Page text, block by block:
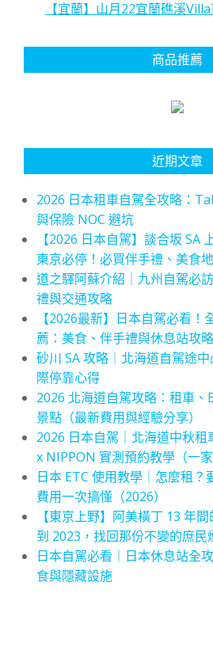
【宜蘭】山月22宜蘭礁溪
商品推薦
近期文章
2026 日本租車自駕全攻略：
與保險 NOC 避坑
【2026 日本自駕】談合坂 SA
東京必停！必買伴手禮、美食
道之驛阿蘇介紹｜九州自駕必
禮與交通攻略
【2026最新】日本自駕必看！
薦：美食、伴手禮與休息站攻略
砂川 SA 攻略｜北海道自駕途
際停靠心得
2026 北海道自駕攻略：租車、
景點（最新費用與經驗分享）
2026 日本自駕｜北海道中秋租
x NIPPON 實測預約教學（一家
日本 ETC 使用教學｜怎麼租？
費用一次搞懂（2026）
【東京上野】阿美橫丁 13 年
到 2023，找回那份不變的庶民
日本自駕必看｜日本休息站全
食與隱藏設施